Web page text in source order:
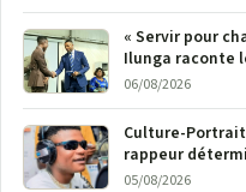
« Servir pour
Ilunga raconte
national Jethro
06/08/2026
Culture-
rappeur
Bunia
05/08/2026